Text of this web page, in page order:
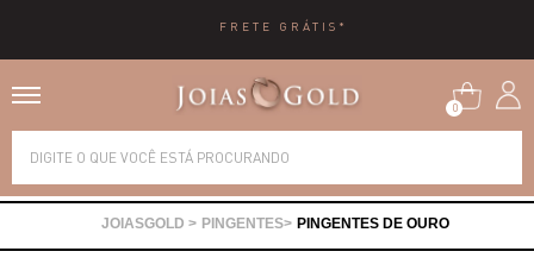
FRETE GRÁTIS*
0
PINGENTES PINGENTES DE OURO
Alianças